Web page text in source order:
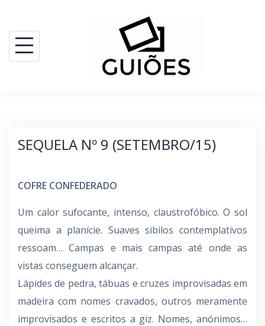
content
SEQUELA Nº 9 (SETEMBRO/15)
COFRE CONFEDERADO
Um calor sufocante, intenso, claustrofóbico. O sol
queima a planície. Suaves sibilos contemplativos
ressoam… Campas e mais campas até onde as
vistas conseguem alcançar.
Lápides de pedra, tábuas e cruzes improvisadas em
madeira com nomes cravados, outros meramente
improvisados e escritos a giz. Nomes, anónimos…